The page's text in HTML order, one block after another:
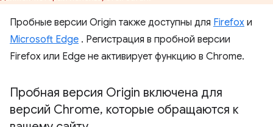
Пробные версии Origin также доступны для Firefox и
Microsoft Edge . Регистрация в пробной версии
Firefox или Edge не активирует функцию в Chrome.
Пробная версия Origin включена для
версий Chrome, которые обращаются к